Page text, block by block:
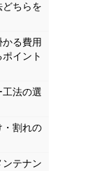
ちらを
る費用
イント
法の選
・割れの
ンテナン